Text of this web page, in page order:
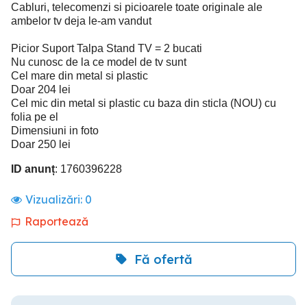
Cabluri, telecomenzi si picioarele toate originale ale
ambelor tv deja le-am vandut
Picior Suport Talpa Stand TV = 2 bucati
Nu cunosc de la ce model de tv sunt
Cel mare din metal si plastic
Doar 204 lei
Cel mic din metal si plastic cu baza din sticla (NOU) cu
folia pe el
Dimensiuni in foto
Doar 250 lei
ID anunț: 1760396228
Vizualizări: 0
Raportează
Fă ofertă